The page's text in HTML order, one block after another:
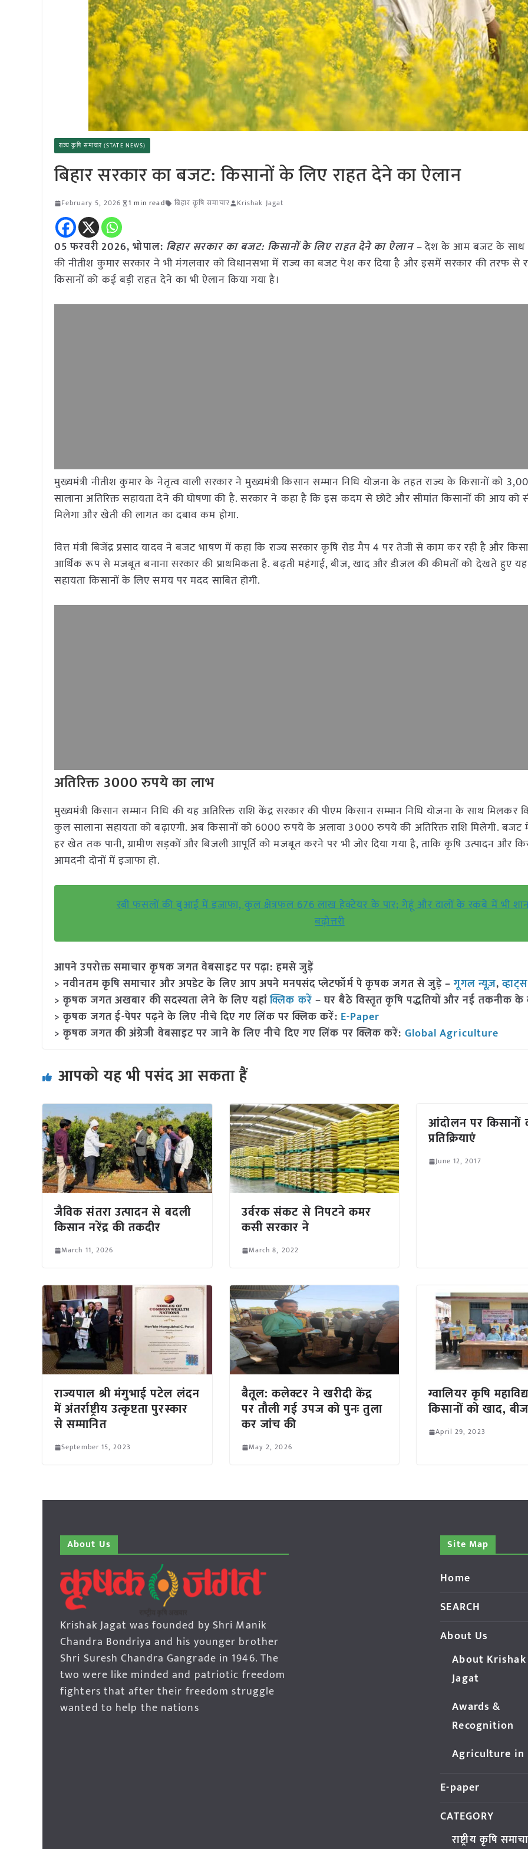
राज्य कृषि समाचार (STATE NEWS)
बिहार सरकार का बजट: किसानों के लिए राहत देने का ऐलान
February 5, 2026 1 min read बिहार कृषि समाचार Krishak Jagat
05 फरवरी 2026, भोपाल: बिहार सरकार का बजट: किसानों के लिए राहत देने का ऐलान –देश के आम बजट के साथ
की नीतीश कुमार सरकार ने भी मंगलवार को विधानसभा में राज्य का बजट पेश कर दिया है और इसमें सरकार की तरफ से
किसानों को कई बड़ी राहत देने का भी ऐलान किया गया है।
मुख्यमंत्री नीतीश कुमार के नेतृत्व वाली सरकार ने मुख्यमंत्री किसान सम्मान निधि योजना के तहत राज्य के किसानों को
सालाना अतिरिक्त सहायता देने की घोषणा की है. सरकार ने कहा है कि इस कदम से छोटे और सीमांत किसानों की आय को
मिलेगा और खेती की लागत का दबाव कम होगा.
वित्त मंत्री बिजेंद्र प्रसाद यादव ने बजट भाषण में कहा कि राज्य सरकार कृषि रोड मैप 4 पर तेजी से काम कर रही है और
आर्थिक रूप से मजबूत बनाना सरकार की प्राथमिकता है. बढ़ती महंगाई, बीज, खाद और डीजल की कीमतों को देखते हुए यह
सहायता किसानों के लिए समय पर मदद साबित होगी.
अतिरिक्त 3000 रुपये का लाभ
मुख्यमंत्री किसान सम्मान निधि की यह अतिरिक्त राशि केंद्र सरकार की पीएम किसान सम्मान निधि योजना के साथ मिलकर
कुल सालाना सहायता को बढ़ाएगी. अब किसानों को 6000 रुपये के अलावा 3000 रुपये की अतिरिक्त राशि मिलेगी. बजट
हर खेत तक पानी, ग्रामीण सड़कों और बिजली आपूर्ति को मजबूत करने पर भी जोर दिया गया है, ताकि कृषि उत्पादन और
आमदनी दोनों में इजाफा हो.
रबी फसलों की बुआई में इजाफा, कुल क्षेत्रफल 676 लाख हेक्टेयर के पार; गेहूं और दालों के रकबे में भी
बढ़ोत्तरी
आपने उपरोक्त समाचार कृषक जगत वेबसाइट पर पढ़ा: हमसे जुड़ें
> नवीनतम कृषि समाचार और अपडेट के लिए आप अपने मनपसंद प्लेटफॉर्म पे कृषक जगत से जुड़े –गूगल न्यूज़,
> कृषक जगत अखबार की सदस्यता लेने के लिए यहांक्लिक करें – घर बैठे विस्तृत कृषि पद्धतियों और नई तकनीक के
> कृषक जगत ई-पेपर पढ़ने के लिए नीचे दिए गए लिंक पर क्लिक करें: E-Paper
> कृषक जगत की अंग्रेजी वेबसाइट पर जाने के लिए नीचे दिए गए लिंक पर क्लिक करें: Global Agriculture
आपको यह भी पसंद आ सकता हैं
जैविक संतरा उत्पादन से बदली
किसान नरेंद्र की तकदीर
March 11, 2026
उर्वरक संकट से निपटने कमर
कसी सरकार ने
March 8, 2022
आंदोलन पर किसानों
प्रतिक्रियाएं
June 12, 2017
राज्यपाल श्री मंगुभाई पटेल लंदन
में अंतर्राष्ट्रीय उत्कृष्टता पुरस्कार
से सम्मानित
September 15, 2023
बैतूल: कलेक्टर ने खरीदी केंद्र
पर तौली गई उपज को पुनः तुला
कर जांच की
May 2, 2026
ग्वालियर कृषि
किसानों को खाद,
April 29, 2023
About Us
Krishak Jagat was founded by Shri Manik
Chandra Bondriya and his younger brother
Shri Suresh Chandra Gangrade in 1946. The
two were like minded and patriotic freedom
fighters that after their freedom struggle
wanted to help the nations
Site Map
Home
SEARCH
About Us
About Krishak
Jagat
Awards &
Recognition
Agriculture in
E-paper
CATEGORY
राष्ट्रीय कृषि